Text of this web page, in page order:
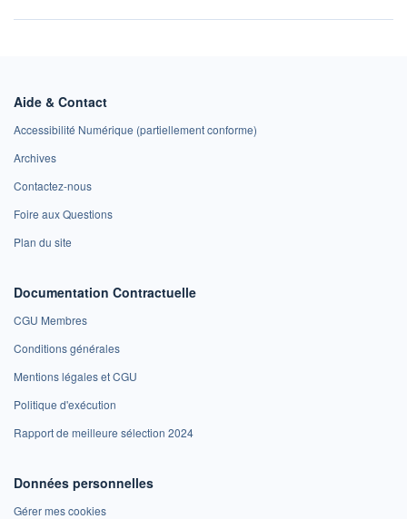
Aide & Contact
Accessibilité Numérique (partiellement conforme)
Archives
Contactez-nous
Foire aux Questions
Plan du site
Documentation Contractuelle
CGU Membres
Conditions générales
Mentions légales et CGU
Politique d'exécution
Rapport de meilleure sélection 2024
Données personnelles
Gérer mes cookies